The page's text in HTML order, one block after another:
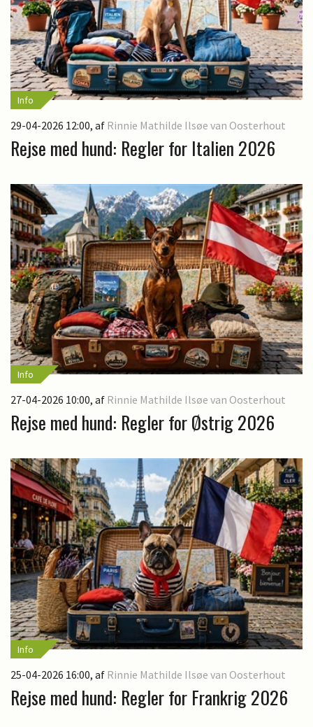
Info
29-04-2026 12:00, af Rinnie Mathilde Ilsøe van Oosterhout
Rejse med hund: Regler for Italien 2026
Info
27-04-2026 10:00, af Rinnie Mathilde Ilsøe van Oosterhout
Rejse med hund: Regler for Østrig 2026
Info
25-04-2026 16:00, af Rinnie Mathilde Ilsøe van Oosterhout
Rejse med hund: Regler for Frankrig 2026